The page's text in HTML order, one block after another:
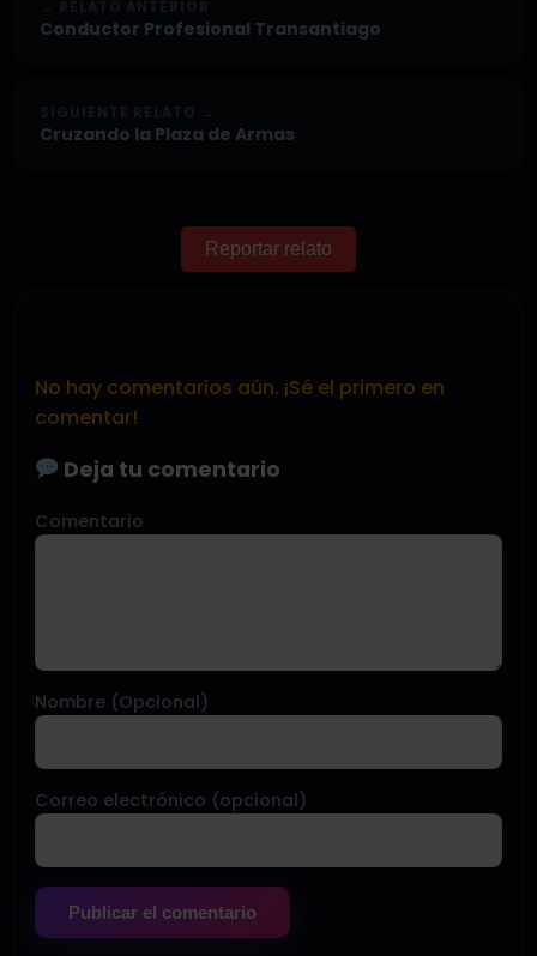
Conductor Profesional Transantiago
Cruzando la Plaza de Armas
Reportar relato
No hay comentarios aún. ¡Sé el primero en
comentar!
Deja tu comentario
Comentario
Nombre (Opcional)
Correo electrónico (opcional)